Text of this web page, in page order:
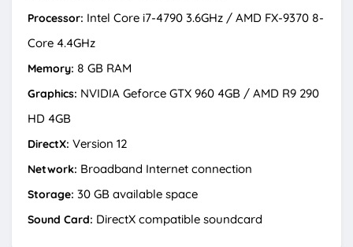
Processor: Intel Core i7-4790 3.6GHz / AMD FX-9370 8-
Core 4.4GHz
Memory: 8 GB RAM
Graphics: NVIDIA Geforce GTX 960 4GB / AMD R9 290
HD 4GB
DirectX: Version 12
Network: Broadband Internet connection
Storage: 30 GB available space
Sound Card: DirectX compatible soundcard